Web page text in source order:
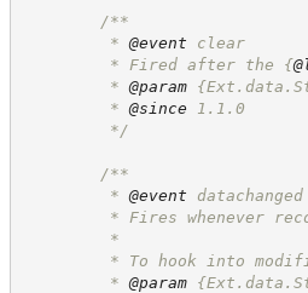
/**
* @event clear
* Fired after the {
* @param
* @since 1.1.0
*/
/**
* @event datachanged
* Fires whenever records
*
* To hook into
* @param